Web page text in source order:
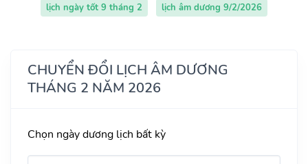
lịch ngày tốt 9 tháng 2
lịch âm dương 9/2/2026
CHUYỂN ĐỔI LỊCH ÂM DƯƠNG
THÁNG 2 NĂM 2026
Chọn ngày dương lịch bất kỳ